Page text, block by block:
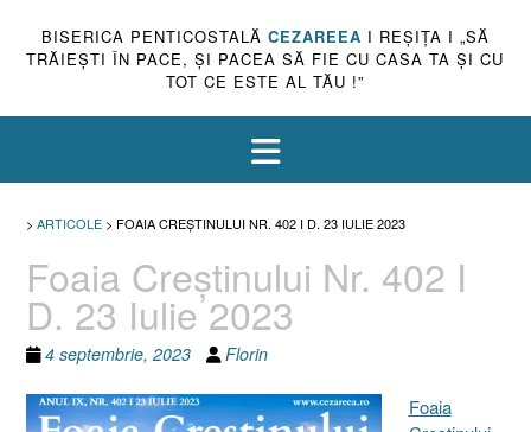
BISERICA PENTICOSTALĂ CEZAREEA I REŞIŢA I „SĂ
TRĂIEŞTI ÎN PACE, ŞI PACEA SĂ FIE CU CASA TA ŞI CU
TOT CE ESTE AL TĂU !”
> ARTICOLE > FOAIA CREŞTINULUI NR. 402 I D. 23 IULIE 2023
Foaia Creştinului Nr. 402 I
D. 23 Iulie 2023
4 septembrie, 2023 Florin
Foaia